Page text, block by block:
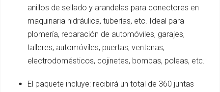
anillos de sellado y arandelas para conectores en
maquinaria hidráulica, tuberías, etc. Ideal para
plomería, reparación de automóviles, garajes,
talleres, automóviles, puertas, ventanas,
electrodomésticos, cojinetes, bombas, poleas, etc.
El paquete incluye: recibirá un total de 360 ​​juntas